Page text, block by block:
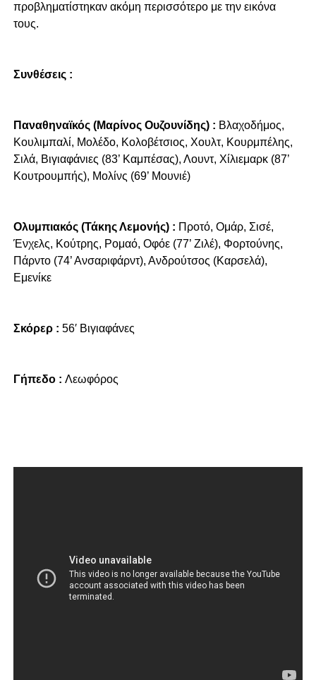
προβληματίστηκαν ακόμη περισσότερο με την εικόνα
τους.
Συνθέσεις :
Παναθηναϊκός (Μαρίνος Ουζουνίδης) : Βλαχοδήμος,
Κουλιμπαλί, Μολέδο, Κολοβέτσιος, Χουλτ, Κουρμπέλης,
Σιλά, Βιγιαφάνιες (83’ Καμπέσας), Λουντ, Χίλιεμαρκ (87’
Κουτρουμπής), Μολίνς (69’ Μουνιέ)
Ολυμπιακός (Τάκης Λεμονής) : Προτό, Ομάρ, Σισέ,
Ένχελς, Κούτρης, Ρομαό, Οφόε (77’ Ζιλέ), Φορτούνης,
Πάρντο (74’ Ανσαριφάρντ), Ανδρούτσος (Καρσελά),
Εμενίκε
Σκόρερ : 56′ Βιγιαφάνες
Γήπεδο : Λεωφόρος